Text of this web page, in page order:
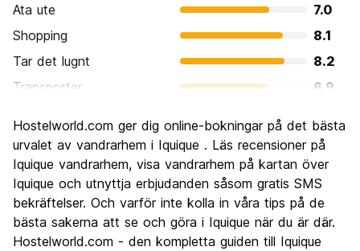
Ata ute
7.0
Shopping
8.1
Tar det lugnt
8.2
Transporter
6.9
Kultur
6.8
Festa
6.8
Värde för pengarna
7.4
Hostelworld.com ger dig online-bokningar på det bästa
urvalet av vandrarhem i Iquique . Läs recensioner på
Iquique vandrarhem, visa vandrarhem på kartan över
Iquique och utnyttja erbjudanden såsom gratis SMS
bekräftelser. Och varför inte kolla in våra tips på de
bästa sakerna att se och göra i Iquique när du är där.
Hostelworld.com - den kompletta guiden till Iquique